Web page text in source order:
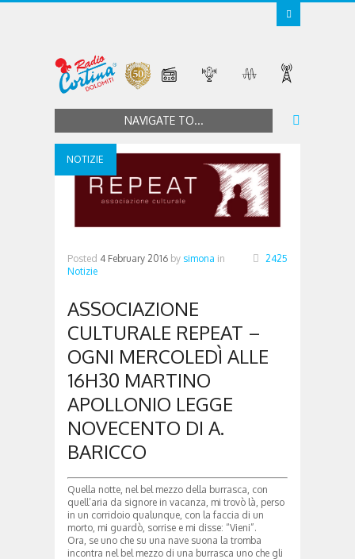
NAVIGATE TO...
NOTIZIE
Posted 4 February 2016 by simona in
Notizie
2425
ASSOCIAZIONE
CULTURALE REPEAT –
OGNI MERCOLEDÌ ALLE
16H30 MARTINO
APOLLONIO LEGGE
NOVECENTO DI A.
BARICCO
Quella notte, nel bel mezzo della burrasca, con
quell’aria da signore in vacanza, mi trovò là, perso
in un corridoio qualunque, con la faccia di un
morto, mi guardò, sorrise e mi disse: “Vieni”.
Ora, se uno che su una nave suona la tromba
incontra nel bel mezzo di una burrasca uno che gli